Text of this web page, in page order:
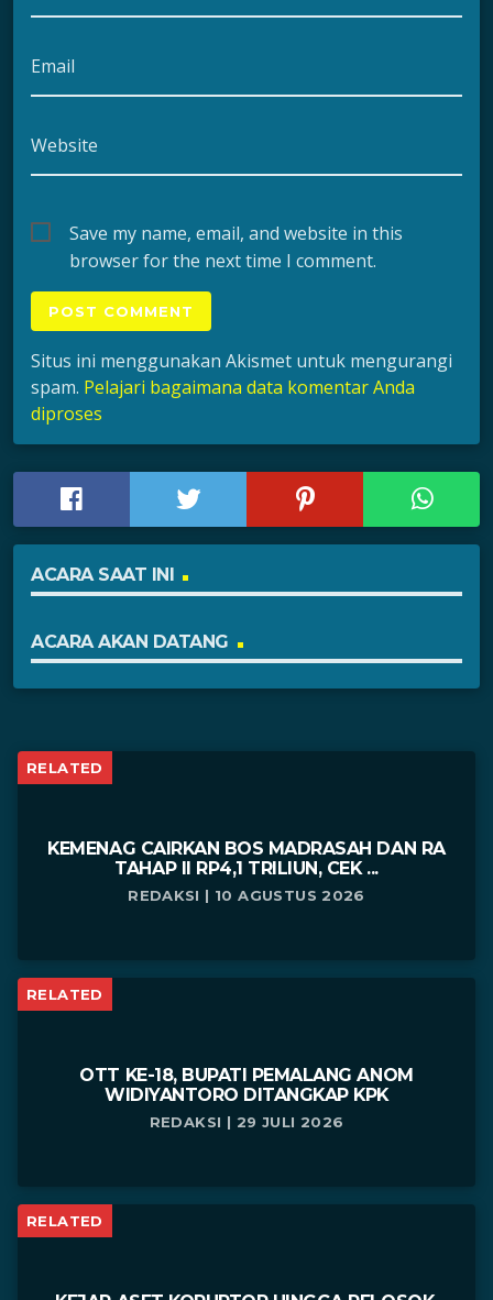
Email
Website
Save my name, email, and website in this
browser for the next time I comment.
Situs ini menggunakan Akismet untuk mengurangi
spam. Pelajari bagaimana data komentar Anda
diproses
ACARA SAAT INI
ACARA AKAN DATANG
RELATED
KEMENAG CAIRKAN BOS MADRASAH DAN RA
TAHAP II RP4,1 TRILIUN, CEK ...
REDAKSI | 10 AGUSTUS 2026
RELATED
OTT KE-18, BUPATI PEMALANG ANOM
WIDIYANTORO DITANGKAP KPK
REDAKSI | 29 JULI 2026
RELATED